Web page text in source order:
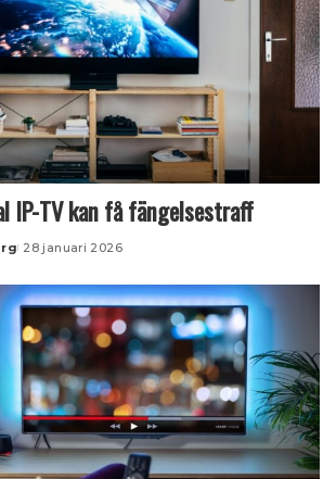
IP-TV kan få fängelsestraff
28 januari 2026